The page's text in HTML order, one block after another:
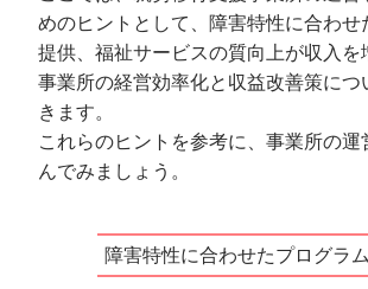
めのヒントとして、障害特性に合わせ
提供、福祉サービスの質向上が収入を
事業所の経営効率化と収益改善策につ
きます。
これらのヒントを参考に、事業所の運
んでみましょう。
障害特性に合わせたプログラ